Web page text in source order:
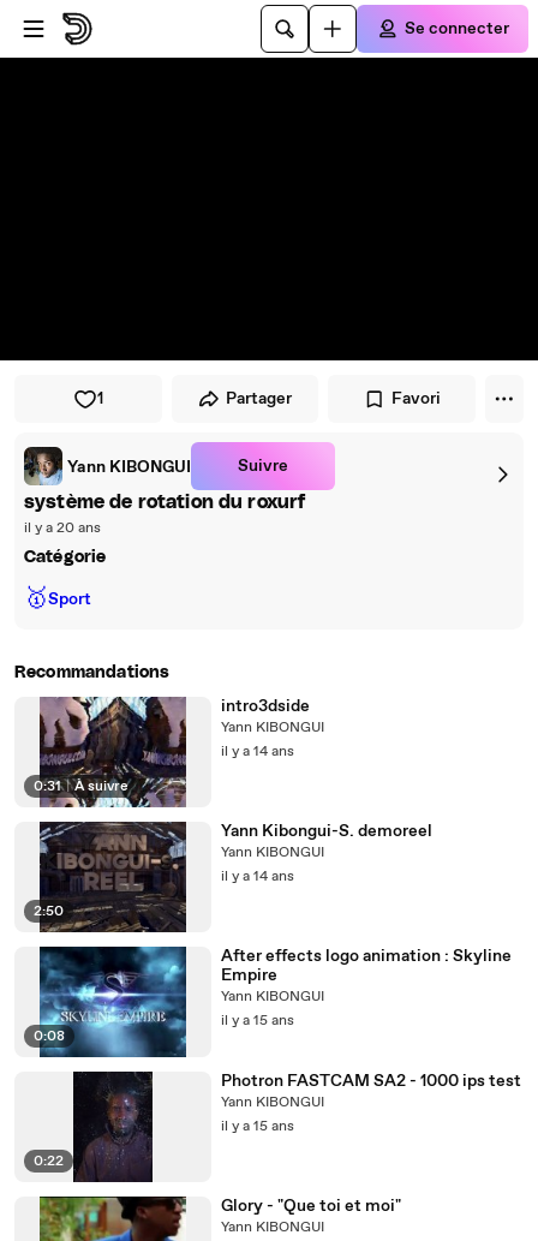
Passer au player
Passer au contenu principal
Se connecter
1 Partager Favori
Yann KIBONGUI Suivre
système de rotation du roxurf
il y a 20 ans
Catégorie
🥇Sport
Recommandations
0:31 | À suivre
intro3dside
Yann KIBONGUI
il y a 14 ans
2:50
Yann Kibongui-S. demoreel
Yann KIBONGUI
il y a 14 ans
0:08
After effects logo animation : Skyline
Empire
Yann KIBONGUI
il y a 15 ans
0:22
Photron FASTCAM SA2 - 1000 ips test
Yann KIBONGUI
il y a 15 ans
Glory - "Que toi et moi"
Yann KIBONGUI